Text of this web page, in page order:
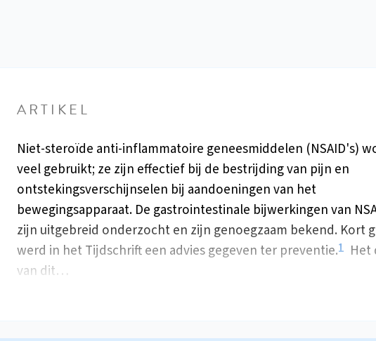
ARTIKEL
Niet-steroïde anti-inflammatoire geneesmiddelen (NSAID's)
veel gebruikt; ze zijn effectief bij de bestrijding van pijn en
ontstekingsverschijnselen bij aandoeningen van het
bewegingsapparaat. De gastrointestinale bijwerkingen van
zijn uitgebreid onderzocht en zijn genoegzaam bekend. Kort
werd in het Tijdschrift een advies gegeven ter preventie.1 Het
van dit…